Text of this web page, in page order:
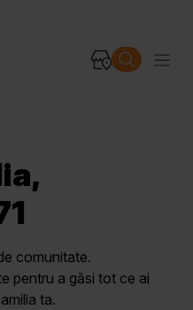
comunitate.
pentru a găsi tot ce ai
ta.